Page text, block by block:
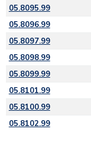
05.8095.99
05.8096.99
05.8097.99
05.8098.99
05.8099.99
05.8101.99
05.8100.99
05.8102.99